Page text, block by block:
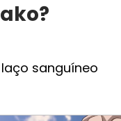
sanguíneo